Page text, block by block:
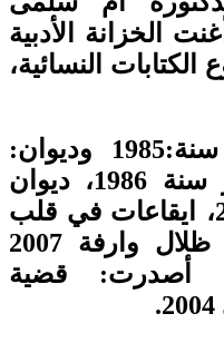
الخزانة الأدبية
النسائية،
ديوان : لعبة اللانهاية سنة:1985 وديوان:
فصول من موعد الجمر سنة 1986، ديوان
سأسميك سنبلة في 2003، ايقاعات في قلب
الزمن سنة سنة 1995، ظلال وارفة 2007
أصدرت: قضية